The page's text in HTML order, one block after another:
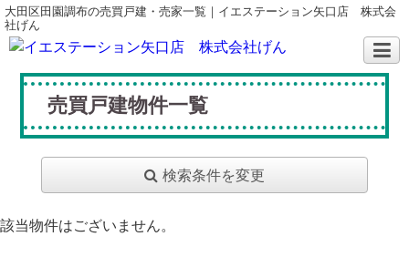
大田区田園調布の売買戸建・売家一覧｜イエステーション矢口店 株式会
社げん
売買戸建物件一覧
検索条件を変更
該当物件はございません。